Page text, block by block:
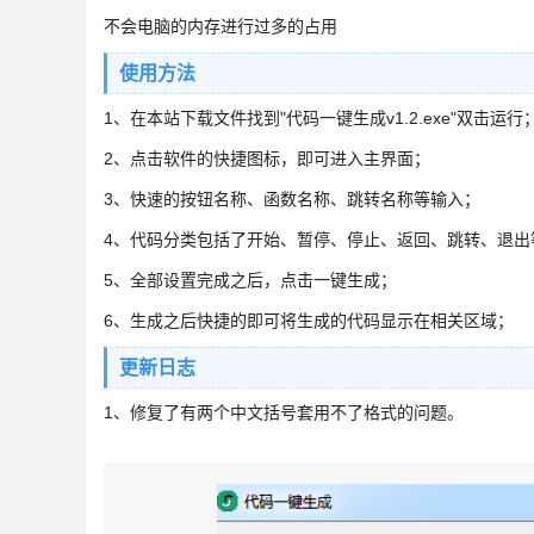
不会电脑的内存进行过多的占用
使用方法
1、在本站下载文件找到"代码一键生成v1.2.exe"双击运行
2、点击软件的快捷图标，即可进入主界面；
3、快速的按钮名称、函数名称、跳转名称等输入；
4、代码分类包括了开始、暂停、停止、返回、跳转、退出
5、全部设置完成之后，点击一键生成；
6、生成之后快捷的即可将生成的代码显示在相关区域；
更新日志
1、修复了有两个中文括号套用不了格式的问题。